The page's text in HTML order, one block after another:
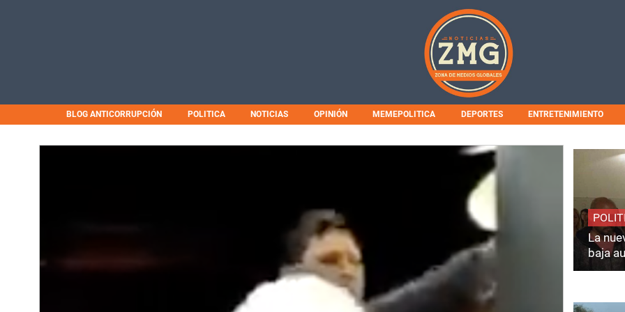
BLOG ANTICORRUPCIÓN POLITICA NOTICIAS OPINIÓN MEMEPOLITICA DEPORTES ENTRETENIMIENTO
La
baja